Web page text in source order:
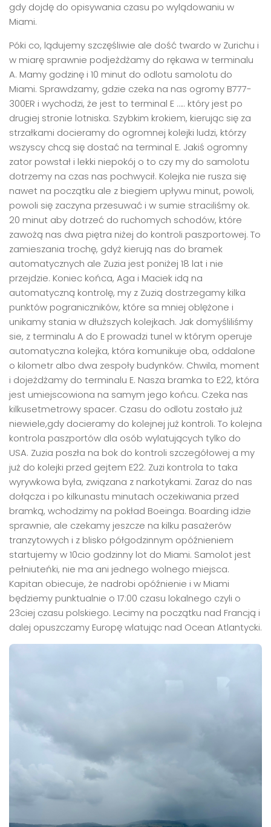
gdy dojdę do opisywania czasu po wylądowaniu w
Miami.
Póki co, lądujemy szczęśliwie ale dość twardo w Zurichu i
w miarę sprawnie podjeżdżamy do rękawa w terminalu
A. Mamy godzinę i 10 minut do odlotu samolotu do
Miami. Sprawdzamy, gdzie czeka na nas ogromy B777-
300ER i wychodzi, że jest to terminal E ….. który jest po
drugiej stronie lotniska. Szybkim krokiem, kierując się za
strzałkami docieramy do ogromnej kolejki ludzi, którzy
wszyscy chcą się dostać na terminal E. Jakiś ogromny
zator powstał i lekki niepokój o to czy my do samolotu
dotrzemy na czas nas pochwycił. Kolejka nie rusza się
nawet na początku ale z biegiem upływu minut, powoli,
powoli się zaczyna przesuwać i w sumie straciliśmy ok.
20 minut aby dotrzeć do ruchomych schodów, które
zawożą nas dwa piętra niżej do kontroli paszportowej. To
zamieszania trochę, gdyż kierują nas do bramek
automatycznych ale Zuzia jest poniżej 18 lat i nie
przejdzie. Koniec końca, Aga i Maciek idą na
automatyczną kontrolę, my z Zuzią dostrzegamy kilka
punktów pograniczników, które sa mniej oblężone i
unikamy stania w dłuższych kolejkach. Jak domyśliliśmy
sie, z terminalu A do E prowadzi tunel w którym operuje
automatyczna kolejka, która komunikuje oba, oddalone
o kilometr albo dwa zespoły budynków. Chwila, moment
i dojeżdżamy do terminalu E. Nasza bramka to E22, która
jest umiejscowiona na samym jego końcu. Czeka nas
kilkusetmetrowy spacer. Czasu do odlotu zostało już
niewiele,gdy docieramy do kolejnej już kontroli. To kolejna
kontrola paszportów dla osób wylatujących tylko do
USA. Zuzia poszła na bok do kontroli szczegółowej a my
już do kolejki przed gejtem E22. Zuzi kontrola to taka
wyrywkowa była, związana z narkotykami. Zaraz do nas
dołącza i po kilkunastu minutach oczekiwania przed
bramką, wchodzimy na pokład Boeinga. Boarding idzie
sprawnie, ale czekamy jeszcze na kilku pasażerów
tranzytowych i z blisko półgodzinnym opóźnieniem
startujemy w 10cio godzinny lot do Miami. Samolot jest
pełniuteńki, nie ma ani jednego wolnego miejsca.
Kapitan obiecuje, że nadrobi opóźnienie i w Miami
będziemy punktualnie o 17:00 czasu lokalnego czyli o
23ciej czasu polskiego. Lecimy na początku nad Francją i
dalej opuszczamy Europę wlatując nad Ocean Atlantycki.